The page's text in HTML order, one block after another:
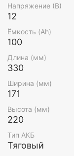
составе
замедляющих
Напряжение (В)
12
Ёмкость (Ah)
100
Длина (мм)
330
Ширина (мм)
171
Высота (мм)
220
Тип АКБ
Тяговый